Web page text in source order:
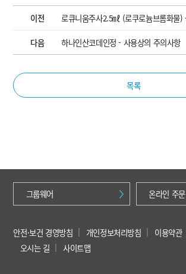
이전
다음 하나인산코데인정 - 사용상의 주의사항
목록
그룹웨어 온라인 주문
안전·보건 경영방침 개인정보처리방침 이용약관
오시는 길
사이트맵